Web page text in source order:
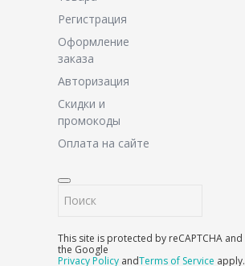
Регистрация
Оформление
заказа
Авторизация
Скидки и
промокоды
Оплата на сайте
This site is protected by reCAPTCHA and
the Google
Privacy Policy andTerms of Service apply.